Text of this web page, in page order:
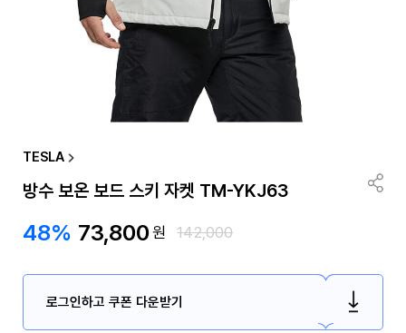
TESLA
방수 보온 보드 스키 자켓 TM-YKJ63
48% 73,800원 142,000
로그인하고 쿠폰 다운받기